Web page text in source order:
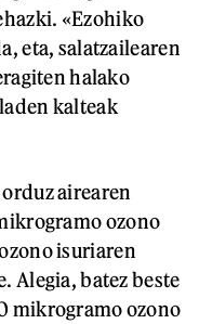
«Ezohiko
eta, salatzailearen
halako
kalteak
airearen
ozono
isuriaren
Alegia, batez beste
mikrogramo ozono